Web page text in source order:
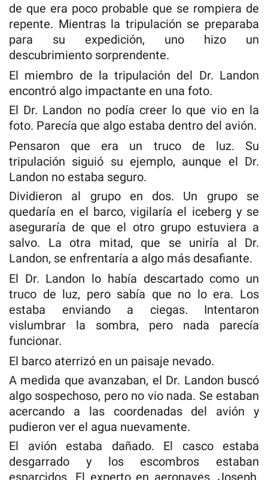
de que era poco probable que se rompiera de
repente. Mientras la tripulación se preparaba
para su expedición, uno hizo un
descubrimiento sorprendente.
El miembro de la tripulación del Dr. Landon
encontró algo impactante en una foto.
El Dr. Landon no podía creer lo que vio en la
foto. Parecía que algo estaba dentro del avión.
Pensaron que era un truco de luz. Su
tripulación siguió su ejemplo, aunque el Dr.
Landon no estaba seguro.
Dividieron al grupo en dos. Un grupo se
quedaría en el barco, vigilaría el iceberg y se
aseguraría de que el otro grupo estuviera a
salvo. La otra mitad, que se uniría al Dr.
Landon, se enfrentaría a algo más desafiante.
El Dr. Landon lo había descartado como un
truco de luz, pero sabía que no lo era. Los
estaba enviando a ciegas. Intentaron
vislumbrar la sombra, pero nada parecía
funcionar.
El barco aterrizó en un paisaje nevado.
A medida que avanzaban, el Dr. Landon buscó
algo sospechoso, pero no vio nada. Se estaban
acercando a las coordenadas del avión y
pudieron ver el agua nuevamente.
El avión estaba dañado. El casco estaba
desgarrado y los escombros estaban